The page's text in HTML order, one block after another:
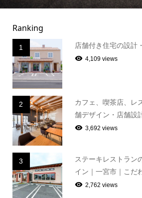
Ranking
1 店舗付き住宅の設計
4,109 views
2
カフェ、喫茶店、レ
舗デザイン・店舗設計
3,692 views
3
ステーキレストラン
イン｜一宮市｜こだ
2,762 views